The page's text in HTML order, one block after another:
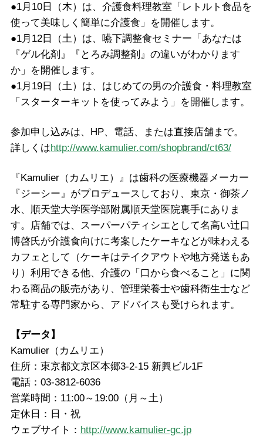
●1月10日（木）は、介護食料理教室「レトルト食品を
使って美味しく簡単に介護食」を開催します。
●1月12日（土）は、嚥下調整食セミナー「あなたは
『ゲル化剤』『とろみ調整剤』の違いがわかります
か」を開催します。
●1月19日（土）は、はじめての男の介護食・料理教室
「スターターキットを使ってみよう」を開催します。
参加申し込みは、HP、電話、または直接店舗まで。
詳しくはhttp://www.kamulier.com/shopbrand/ct63/
『Kamulier（カムリエ）』は歯科の医療機器メーカー
『ジーシー』がプロデュースしており、東京・御茶ノ
水、順天堂大学医学部附属順天堂医院裏手にありま
す。店舗では、スーパーパティシエとして名高い辻口
博啓氏が介護食向けに考案したケーキなどが味わえる
カフェとして（ケーキはテイクアウトや地方発送もあ
り）利用できる他、介護の「口から食べること」に関
わる商品の販売があり、管理栄養士や歯科衛生士など
常駐する専門家から、アドバイスも受けられます。
【データ】
Kamulier（カムリエ）
住所：東京都文京区本郷3-2-15 新興ビル1F
電話：03-3812-6036
営業時間：11:00～19:00（月～土）
定休日：日・祝
ウェブサイト： http://www.kamulier-gc.jp